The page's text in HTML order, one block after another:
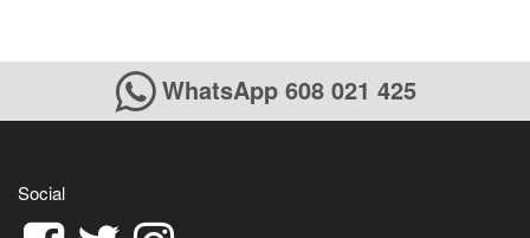
WhatsApp 608 021 425
Social